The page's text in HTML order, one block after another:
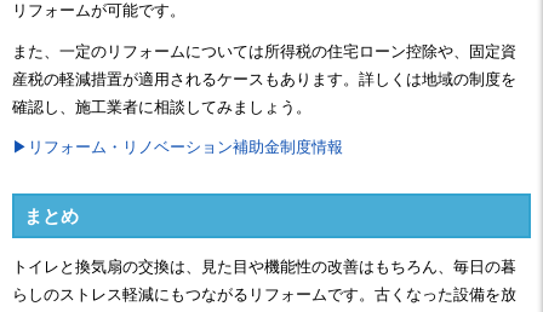
リフォームが可能です。
また、一定のリフォームについては所得税の住宅ローン控除や、固定資
産税の軽減措置が適用されるケースもあります。詳しくは地域の制度を
確認し、施工業者に相談してみましょう。
▶リフォーム・リノベーション補助金制度情報
まとめ
トイレと換気扇の交換は、見た目や機能性の改善はもちろん、毎日の暮
らしのストレス軽減にもつながるリフォームです。古くなった設備を放